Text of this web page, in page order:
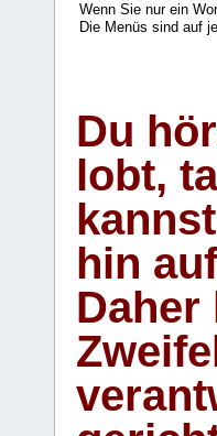
Wenn Sie nur ein
Die Menüs sind auf
Du
lobt,
hin